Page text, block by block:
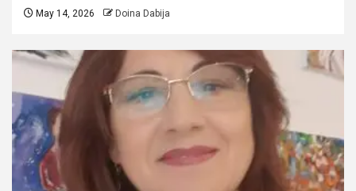
May 14, 2026 Doina Dabija